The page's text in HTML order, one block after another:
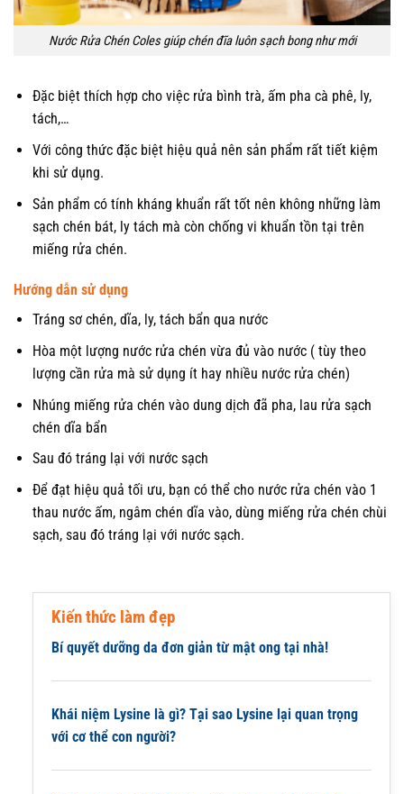
Nước Rửa Chén Coles giúp chén đĩa luôn sạch bong như mới
Đặc biệt thích hợp cho việc rửa bình trà, ấm pha cà phê, ly,
tách,…
Với công thức đặc biệt hiệu quả nên sản phẩm rất tiết kiệm
khi sử dụng.
Sản phẩm có tính kháng khuẩn rất tốt nên không những làm
sạch chén bát, ly tách mà còn chống vi khuẩn tồn tại trên
miếng rửa chén.
Hướng dẫn sử dụng
Tráng sơ chén, dĩa, ly, tách bẩn qua nước
Hòa một lượng nước rửa chén vừa đủ vào nước ( tùy theo
lượng cần rửa mà sử dụng ít hay nhiều nước rửa chén)
Nhúng miếng rửa chén vào dung dịch đã pha, lau rửa sạch
chén dĩa bẩn
Sau đó tráng lại với nước sạch
Để đạt hiệu quả tối ưu, bạn có thể cho nước rửa chén vào 1
thau nước ấm, ngâm chén dĩa vào, dùng miếng rửa chén chùi
sạch, sau đó tráng lại với nước sạch.
Kiến thức làm đẹp
Bí quyết dưỡng da đơn giản từ mật ong tại nhà!
Khái niệm Lysine là gì? Tại sao Lysine lại quan trọng
với cơ thể con người?